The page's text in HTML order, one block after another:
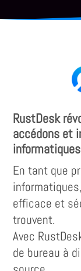
RustDesk
accédons et
En tant que
efficace et
trouvent.
Avec
de bureau à